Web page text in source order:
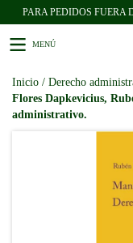
PARA PEDIDOS FUERA
MENÚ
Inicio / Derecho
Flores Dapkevicius,
administrativo.